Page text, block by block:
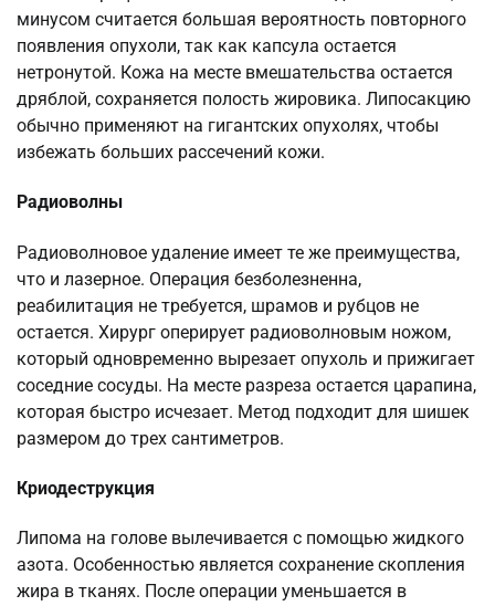
минусом считается большая вероятность повторного
появления опухоли, так как капсула остается
нетронутой. Кожа на месте вмешательства остается
дряблой, сохраняется полость жировика. Липосакцию
обычно применяют на гигантских опухолях, чтобы
избежать больших рассечений кожи.
Радиоволны
Радиоволновое удаление имеет те же преимущества,
что и лазерное. Операция безболезненна,
реабилитация не требуется, шрамов и рубцов не
остается. Хирург оперирует радиоволновым ножом,
который одновременно вырезает опухоль и прижигает
соседние сосуды. На месте разреза остается царапина,
которая быстро исчезает. Метод подходит для шишек
размером до трех сантиметров.
Криодеструкция
Липома на голове вылечивается с помощью жидкого
азота. Особенностью является сохранение скопления
жира в тканях. После операции уменьшается в